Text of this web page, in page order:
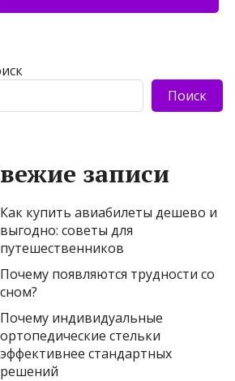
Поиск
записи
Как купить авиабилеты дешево и
выгодно: советы для
путешественников
Почему появляются трудности со
сном?
Почему индивидуальные
ортопедические стельки
эффективнее стандартных
решений